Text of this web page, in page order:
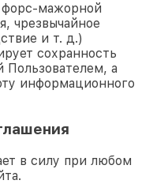
форс-мажорной
чрезвычайное
и т. д.)
сохранность
а
информационного
в силу при любом